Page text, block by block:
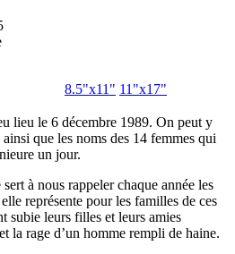
8.5"x11" 11"x17"
lieu le 6 décembre 1989. On peut y
que les noms des 14 femmes qui
un jour.
à nous rappeler chaque année les
représente pour les familles de ces
subie leurs filles et leurs amies
la rage d’un homme rempli de haine.